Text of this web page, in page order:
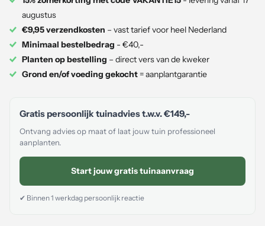
augustus
€9,95 verzendkosten – vast tarief voor heel Nederland
Minimaal bestelbedrag - €40,-
Planten op bestelling – direct vers van de kweker
Grond en/of voeding gekocht= aanplantgarantie
Gratis persoonlijk tuinadvies t.w.v.€149,-
Ontvang advies op maat of laat jouw tuin professioneel
aanplanten.
Start jouw gratis tuinaanvraag
✔ Binnen 1 werkdag persoonlijk reactie